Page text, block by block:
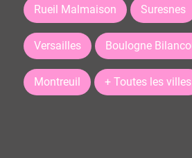
Rueil Malmaison Suresnes
Versailles Boulogne
Montreuil + Toutes les villes